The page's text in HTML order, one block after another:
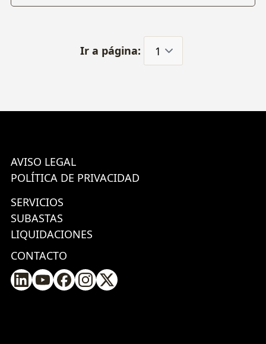
Ir a página:
AVISO LEGAL
POLÍTICA DE PRIVACIDAD
SERVICIOS
SUBASTAS
LIQUIDACIONES
CONTACTO